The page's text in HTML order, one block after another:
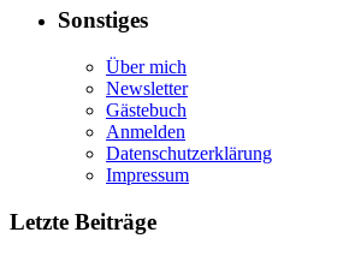
Sonstiges
Über mich
Newsletter
Gästebuch
Anmelden
Datenschutzerklärung
Impressum
Letzte Beiträge